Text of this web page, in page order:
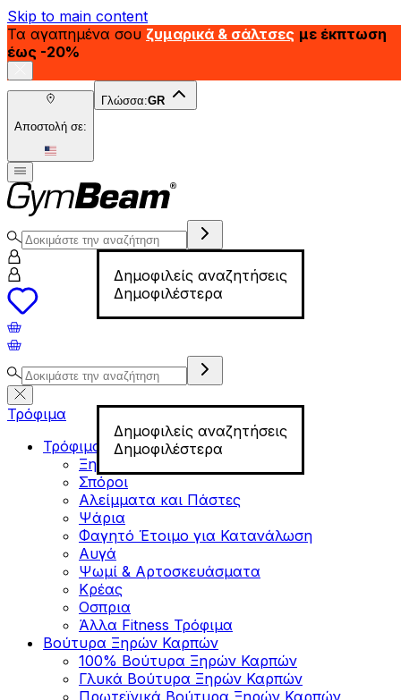
Skip to main content
Τα αγαπημένα σου ζυμαρικά & σάλτσες με έκπτωση
έως -20%
Αποστολή σε:
Γλώσσα:GR
Δημοφιλείς αναζητήσεις
Δημοφιλέστερα
Δημοφιλείς αναζητήσεις
Δημοφιλέστερα
Τρόφιμα
Τρόφιμα για Fitness
Ξηροί Καρποί
Σπόροι
Αλείμματα και Πάστες
Ψάρια
Φαγητό Έτοιμο για Κατανάλωση
Αυγά
Ψωμί & Αρτοσκευάσματα
Κρέας
Οσπρια
Άλλα Fitness Τρόφιμα
Βούτυρα Ξηρών Καρπών
100% Βούτυρα Ξηρών Καρπών
Γλυκά Βούτυρα Ξηρών Καρπών
Πρωτεϊνικά Βούτυρα Ξηρών Καρπών